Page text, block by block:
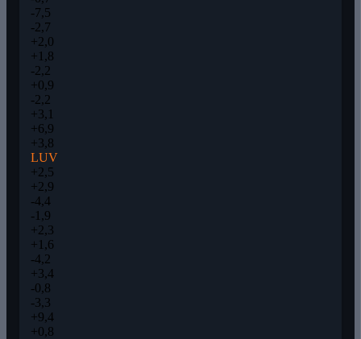
-7,5
-2,7
+2,0
+1,8
-2,2
+0,9
-2,2
+3,1
+6,9
+3,8
LUV
+2,5
+2,9
-4,4
-1,9
+2,3
+1,6
-4,2
+3,4
-0,8
-3,3
+9,4
+0,8